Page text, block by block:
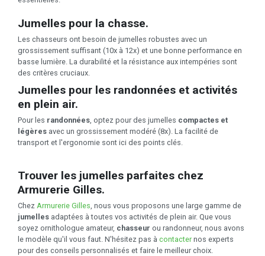
Jumelles pour la chasse.
Les chasseurs ont besoin de jumelles robustes avec un
grossissement suffisant (10x à 12x) et une bonne performance en
basse lumière. La durabilité et la résistance aux intempéries sont
des critères cruciaux.
Jumelles pour les randonnées et activités
en plein air.
Pour les randonnées, optez pour des jumelles compactes et
légères avec un grossissement modéré (8x). La facilité de
transport et l'ergonomie sont ici des points clés.
Trouver les jumelles parfaites chez
Armurerie Gilles.
Chez Armurerie Gilles , nous vous proposons une large gamme de
jumelles adaptées à toutes vos activités de plein air. Que vous
soyez ornithologue amateur, chasseur ou randonneur, nous avons
le modèle qu'il vous faut. N'hésitez pas à contacter nos experts
pour des conseils personnalisés et faire le meilleur choix.